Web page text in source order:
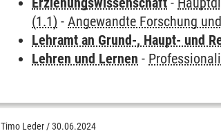
(1.1) -Angewandte Forschung
Lehramt an Grund-, Haupt- und
Lehren und Lernen -
Timo Leder /30.06.2024